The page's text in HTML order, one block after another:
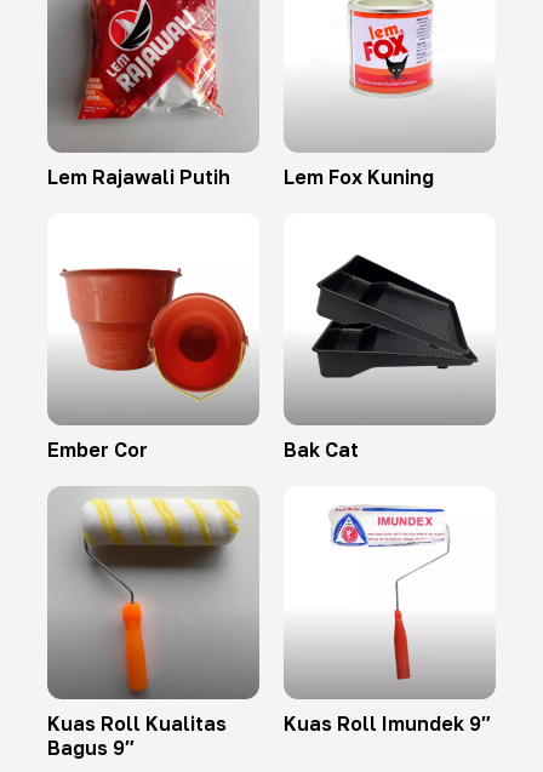
Lem Rajawali Putih Lem Fox Kuning
Ember Cor Bak Cat
Kuas Roll Kualitas
Bagus 9″
Kuas Roll Imundek 9″